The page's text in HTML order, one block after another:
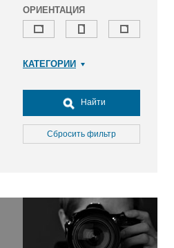
ОРИЕНТАЦИЯ
КАТЕГОРИИ
Досуг, туризм и отдых
Культура
Медицина
Окружающая среда
Политика
Правосудие
Найти
Сбросить фильтр